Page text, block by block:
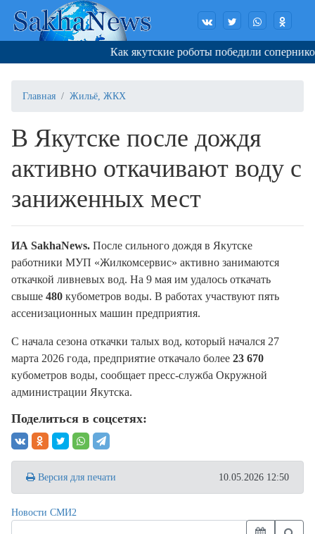
Как якутские роботы победили соперников
Главная Жильё, ЖКХ
В Якутске после дождя
активно откачивают воду с
заниженных мест
ИА SakhaNews. После сильного дождя в Якутске
работники МУП «Жилкомсервис» активно занимаются
откачкой ливневых вод. На 9 мая им удалось откачать
свыше 480 кубометров воды. В работах участвуют пять
ассенизационных машин предприятия.
С начала сезона откачки талых вод, который начался 27
марта 2026 года, предприятие откачало более 23 670
кубометров воды, сообщает пресс-служба Окружной
администрации Якутска.
Поделиться в соцсетях:
Версия для печати 10.05.2026 12:50
Новости СМИ2